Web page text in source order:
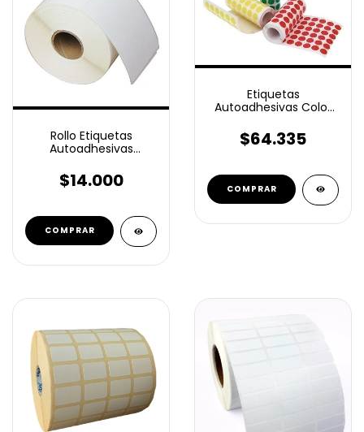
Rollo Etiquetas
Autoadhesivas
Mm X 300 Unidades
$14.000
Etiquetas
Autoadhesivas Color
Circulo
$64.335